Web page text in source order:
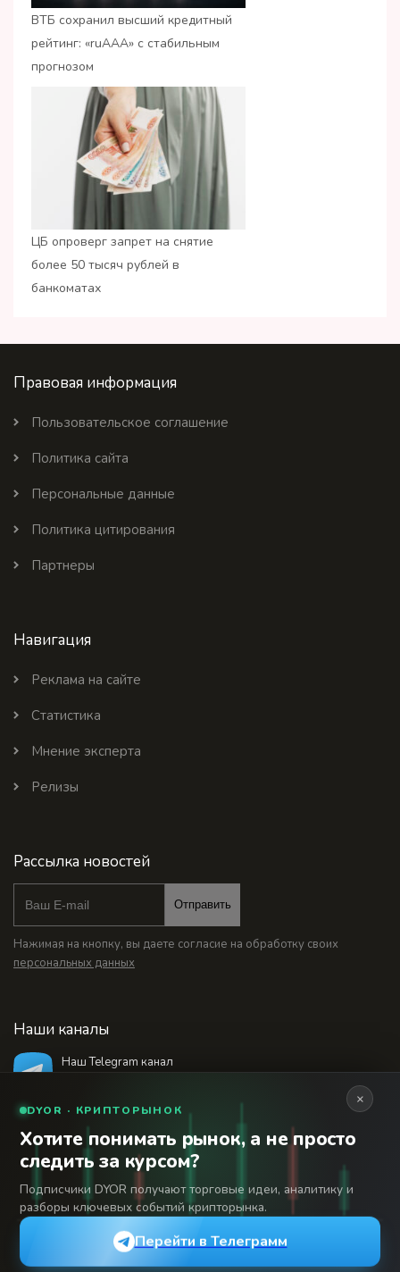
ВТБ сохранил высший кредитный
рейтинг: «ruАAA» с стабильным
прогнозом
ЦБ опроверг запрет на снятие
более 50 тысяч рублей в
банкоматах
Правовая информация
Пользовательское соглашение
Политика сайта
Персональные данные
Политика цитирования
Партнеры
Навигация
Реклама на сайте
Статистика
Мнение эксперта
Релизы
Рассылка новостей
Отправить
Нажимая на кнопку, вы даете согласие на обработку своих
персональных данных
Наши каналы
Наш Telegram канал
18+
© 2026 Финансовый интернет-портал «Банки
Сегодня». Используя сайт BanksToday.net вы
Сетевое издание «Банки Сегодня» зарегистрировано
Федеральной службой по надзору в сфере связи,
информационных технологий и массовых коммуникаций,
регистрационный номер: серия Эл № 04-216902
×
DYOR · КРИПТОРЫНОК
Хотите понимать рынок, а не просто
следить за курсом?
Подписчики DYOR получают торговые идеи, аналитику и
разборы ключевых событий крипторынка.
Перейти в Телеграмм